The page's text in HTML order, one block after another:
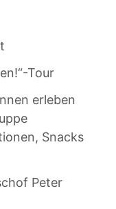
Tour
erleben
Snacks
Peter